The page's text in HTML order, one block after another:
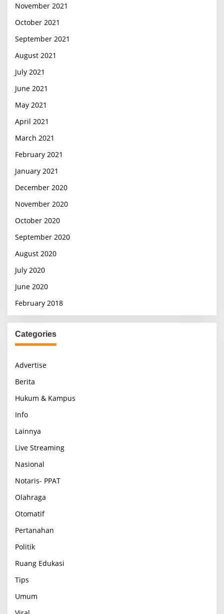
November 2021
October 2021
September 2021
August 2021
July 2021
June 2021
May 2021
April 2021
March 2021
February 2021
January 2021
December 2020
November 2020
October 2020
September 2020
August 2020
July 2020
June 2020
February 2018
Categories
Advertise
Berita
Hukum & Kampus
Info
Lainnya
Live Streaming
Nasional
Notaris- PPAT
Olahraga
Otomatif
Pertanahan
Politik
Ruang Edukasi
Tips
Umum